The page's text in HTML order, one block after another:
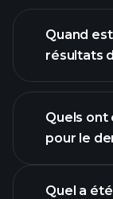
ZSK
Quand
résultats
Quels ont
pour le
Quel a